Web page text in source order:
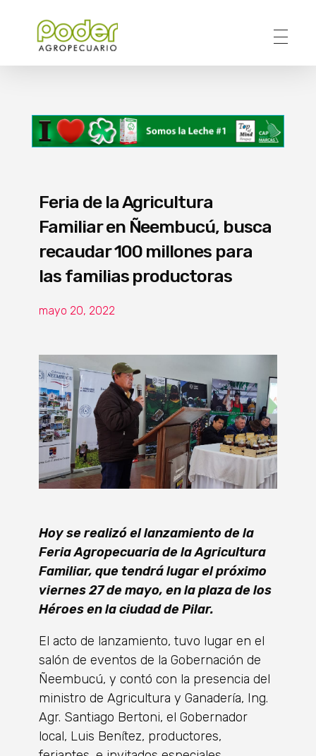
Feria de la Agricultura
Familiar en Ñeembucú, busca
recaudar 100 millones para
las familias productoras
mayo 20, 2022
Hoy se realizó el lanzamiento de la
Feria Agropecuaria de la Agricultura
Familiar, que tendrá lugar el próximo
viernes 27 de mayo, en la plaza de los
Héroes en la ciudad de Pilar.
El acto de lanzamiento, tuvo lugar en el
salón de eventos de la Gobernación de
Ñeembucú, y contó con la presencia del
ministro de Agricultura y Ganadería, Ing.
Agr. Santiago Bertoni, el Gobernador
local, Luis Benítez, productores,